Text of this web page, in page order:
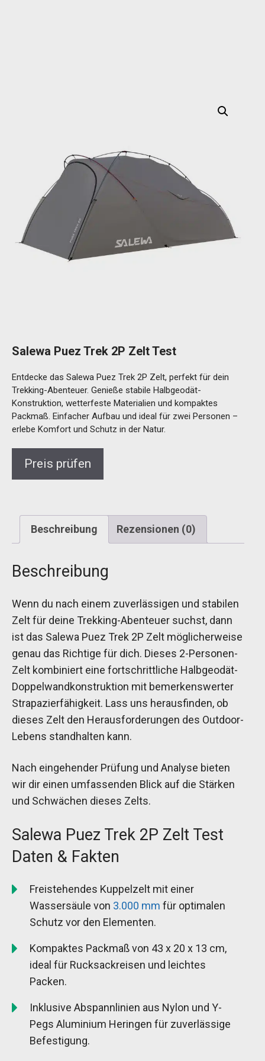
Salewa Puez Trek 2P Zelt Test
Entdecke das Salewa Puez Trek 2P Zelt, perfekt für dein
Trekking-Abenteuer. Genieße stabile Halbgeodät-
Konstruktion, wetterfeste Materialien und kompaktes
Packmaß. Einfacher Aufbau und ideal für zwei Personen –
erlebe Komfort und Schutz in der Natur.
Preis prüfen
Beschreibung Rezensionen (0)
Beschreibung
Wenn du nach einem zuverlässigen und stabilen
Zelt für deine Trekking-Abenteuer suchst, dann
ist das Salewa Puez Trek 2P Zelt möglicherweise
genau das Richtige für dich. Dieses 2-Personen-
Zelt kombiniert eine fortschrittliche Halbgeodät-
Doppelwandkonstruktion mit bemerkenswerter
Strapazierfähigkeit. Lass uns herausfinden, ob
dieses Zelt den Herausforderungen des Outdoor-
Lebens standhalten kann.
Nach eingehender Prüfung und Analyse bieten
wir dir einen umfassenden Blick auf die Stärken
und Schwächen dieses Zelts.
Salewa Puez Trek 2P Zelt Test
Daten & Fakten
Freistehendes Kuppelzelt mit einer
Wassersäule von 3.000 mm für optimalen
Schutz vor den Elementen.
Kompaktes Packmaß von 43 x 20 x 13 cm,
ideal für Rucksackreisen und leichtes
Packen.
Inklusive Abspannlinien aus Nylon und Y-
Pegs Aluminium Heringen für zuverlässige
Befestigung.